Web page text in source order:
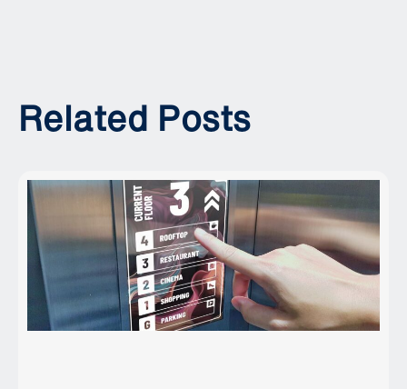
Related Posts